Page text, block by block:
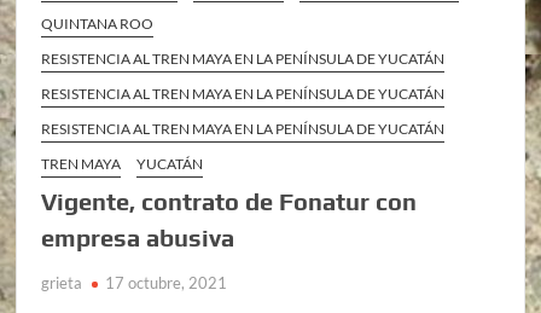
QUINTANA ROO
RESISTENCIA AL TREN MAYA EN LA PENÍNSULA DE YUCATÁN
RESISTENCIA AL TREN MAYA EN LA PENÍNSULA DE YUCATÁN
RESISTENCIA AL TREN MAYA EN LA PENÍNSULA DE YUCATÁN
TREN MAYA
YUCATÁN
Vigente, contrato de Fonatur con
empresa abusiva
grieta 17 octubre, 2021